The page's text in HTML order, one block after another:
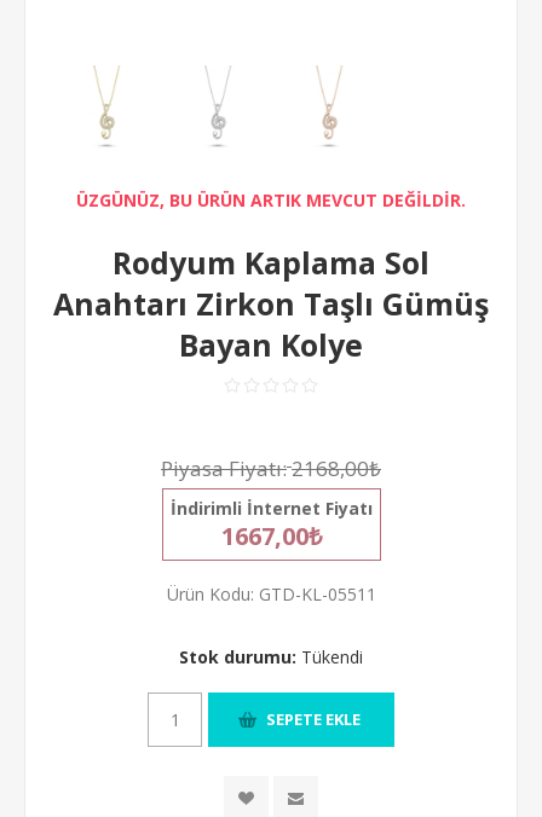
ÜZGÜNÜZ, BU ÜRÜN ARTIK MEVCUT DEĞİLDİR.
Rodyum Kaplama Sol
Anahtarı Zirkon Taşlı Gümüş
Bayan Kolye
Piyasa Fiyatı:2168,00₺
İndirimli İnternet Fiyatı
1667,00₺
Ürün Kodu: GTD-KL-05511
Stok durumu: Tükendi